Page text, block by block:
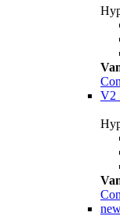
V2